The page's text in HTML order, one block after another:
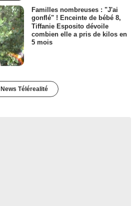
Familles nombreuses : "J'ai
gonflé" ! Enceinte de bébé 8,
Tiffanie Esposito dévoile
combien elle a pris de kilos en
5 mois
News Télérealité